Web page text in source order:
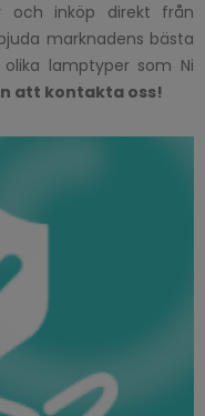
och inköp direkt från
marknadens bästa
lamptyper som Ni
att kontakta oss!